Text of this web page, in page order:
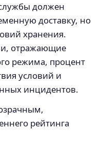
должен
доставку, но
хранения.
отражающие
режима, процент
условий и
инцидентов.
рейтинга